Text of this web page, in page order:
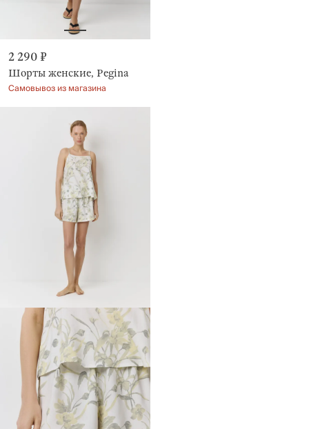
2 290 ₽
Шорты женские, Pegina
Самовывоз из магазина